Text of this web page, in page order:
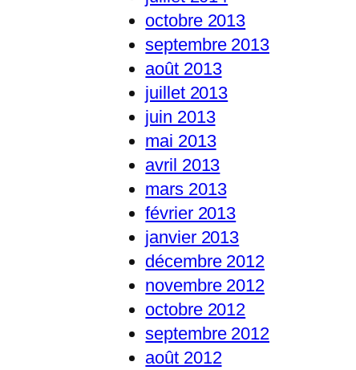
octobre 2013
septembre 2013
août 2013
juillet 2013
juin 2013
mai 2013
avril 2013
mars 2013
février 2013
janvier 2013
décembre 2012
novembre 2012
octobre 2012
septembre 2012
août 2012